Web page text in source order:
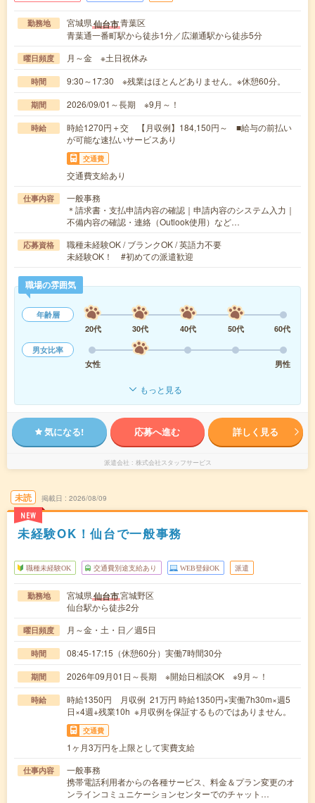
勤務地 宮城県仙台市青葉区
青葉通一番町駅から徒歩1分／広瀬通駅から徒歩5分
曜日頻度 月～金 ※土日祝休み
時間 9:30～17:30 ※残業はほとんどありません。※休憩60分。
期間 2026/09/01～長期 ※9月～！
時給
時給1270円＋交 【月収例】184,150円～ ■給与の前払い
が可能な速払いサービスあり
交通費
交通費支給あり
仕事内容
一般事務
＊請求書・支払申請内容の確認｜申請内容のシステム入力｜
不備内容の確認・連絡（Outlook使用）など…
応募資格
職種未経験OK / ブランクOK / 英語力不要
未経験OK！ #初めての派遣歓迎
職場の雰囲気
年齢層
20代
30代 40代 50代
60代
男女比率
女性
男性
もっと見る
気になる! 応募へ進む 詳しく見る
派遣会社 株式会社スタッフサービス
未読
NEW
掲載日 2026/08/09
未経験OK！仙台で一般事務
職種未経験OK 交通費別途支給あり WEB登録OK 派遣
勤務地 宮城県仙台市宮城野区
仙台駅から徒歩2分
曜日頻度 月～金・土・日／週5日
時間 08:45-17:15（休憩60分）実働7時間30分
期間 2026年09月01日～長期 ※開始日相談OK ※9月～！
時給
時給1350円 月収例 21万円 時給1350円×実働7h30m×週5
日×4週+残業10h ※月収例を保証するものではありません。
交通費
1ヶ月3万円を上限として実費支給
仕事内容
一般事務
携帯電話利用者からの各種サービス、料金＆プラン変更のオ
ンラインコミュニケーションセンターでのチャット…